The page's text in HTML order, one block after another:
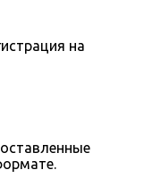
на